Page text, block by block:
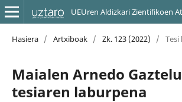
UEUren Aldizkari Zientifikoen
Hasiera / Artxiboak / Zk. 123 (2022) /
Maialen Arnedo
tesiaren laburpena